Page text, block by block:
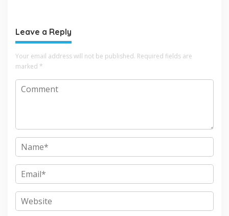
Leave a Reply
Your email address will not be published. Required fields are
marked *